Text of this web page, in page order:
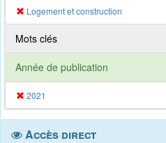
Logement et construction
Mots clés
Année de publication
2021
Accès direct